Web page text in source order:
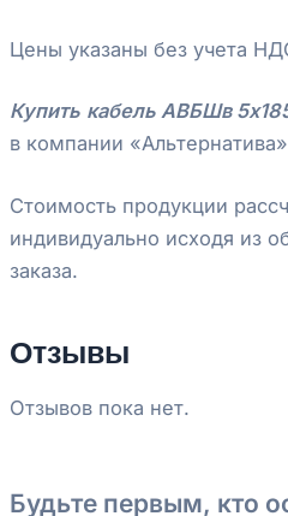
Цены указаны без учета
Купить кабель АВБШв
в компании «Альтернатива»
Стоимость продукции
индивидуально исходя из
заказа.
Отзывы
Отзывов пока нет.
Будьте первым, кто